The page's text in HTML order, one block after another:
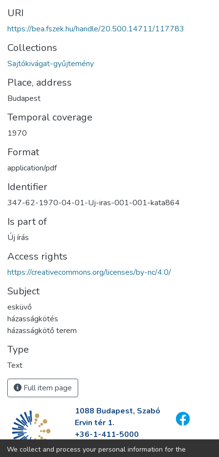
URI
https://bea.fszek.hu/handle/20.500.14711/117783
Collections
Sajtókivágat-gyűjtemény
Place, address
Budapest
Temporal coverage
1970
Format
application/pdf
Identifier
347-62-1970-04-01-Uj-iras-001-001-kata864
Is part of
Új írás
Access rights
https://creativecommons.org/licenses/by-nc/4.0/
Subject
esküvő
házasságkötés
házasságkötő terem
Type
Text
Full item page
1088 Budapest, Szabó
Ervin tér 1.
+36-1-411-5000
info@fszek.hu
We collect and process your personal information for the